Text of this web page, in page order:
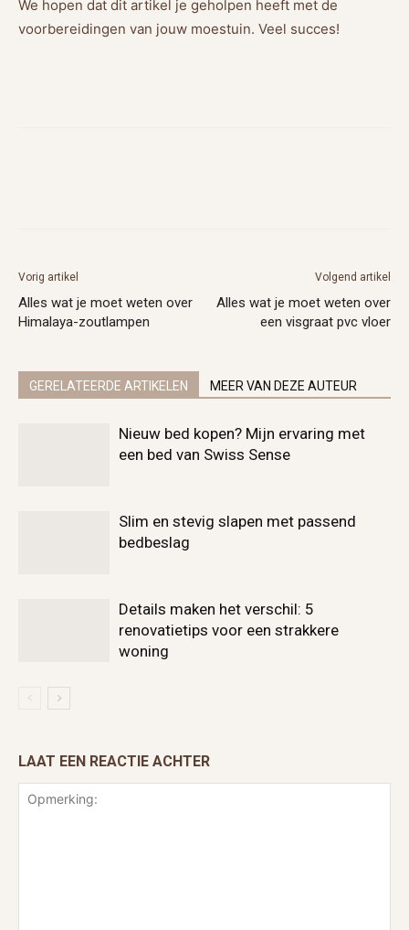
We hopen dat dit artikel je geholpen heeft met de
voorbereidingen van jouw moestuin. Veel succes!
Vorig artikel
Alles wat je moet weten over
Himalaya-zoutlampen
Volgend artikel
Alles wat je moet weten over
een visgraat pvc vloer
GERELATEERDE ARTIKELEN MEER VAN DEZE AUTEUR
Nieuw bed kopen? Mijn ervaring met
een bed van Swiss Sense
Slim en stevig slapen met passend
bedbeslag
Details maken het verschil: 5
renovatietips voor een strakkere
woning
LAAT EEN REACTIE ACHTER